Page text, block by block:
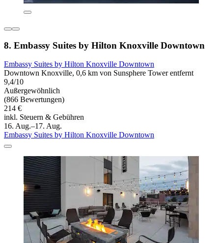
8. Embassy Suites by Hilton Knoxville Downtown
Embassy Suites by Hilton Knoxville Downtown
Downtown Knoxville, 0,6 km von Sunsphere Tower entfernt
9,4/10
Außergewöhnlich
(866 Bewertungen)
214 €
inkl. Steuern & Gebühren
16. Aug.–17. Aug.
Embassy Suites by Hilton Knoxville Downtown